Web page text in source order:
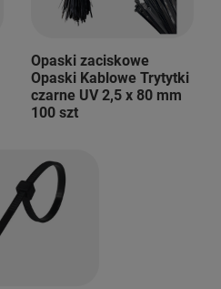
Opaski zaciskowe
Opaski Kablowe Trytytki
czarne UV 2,5 x 80 mm
100 szt